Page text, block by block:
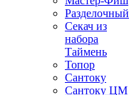
Разделочный
Секач из
набора
Таймень
Топор
Сантоку
Сантоку ЦМ